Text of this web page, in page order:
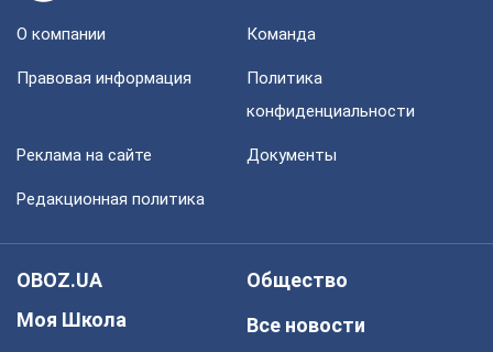
О компании Команда
Правовая информация
Политика
конфиденциальности
Реклама на сайте Документы
Редакционная политика
OBOZ.UA
Моя Школа
Общество
Все новости